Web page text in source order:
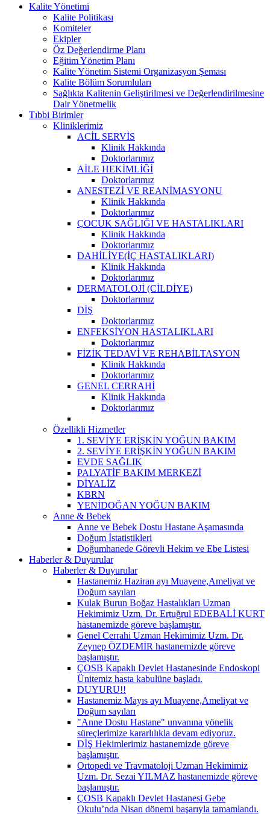
Kalite Yönetimi
Kalite Politikası
Komiteler
Ekipler
Öz Değerlendirme Planı
Eğitim Yönetim Planı
Kalite Yönetim Sistemi Organizasyon Şeması
Kalite Bölüm Sorumluları
Sağlıkta Kalitenin Geliştirilmesi ve Değerlendirilmesine
Dair Yönetmelik
Tıbbi Birimler
Kliniklerimiz
ACİL SERVİS
Klinik Hakkında
Doktorlarımız
AİLE HEKİMLİĞİ
Doktorlarımız
ANESTEZİ VE REANİMASYONU
Klinik Hakkında
Doktorlarımız
ÇOCUK SAĞLIĞI VE HASTALIKLARI
Klinik Hakkında
Doktorlarımız
DAHİLİYE(İÇ HASTALIKLARI)
Klinik Hakkında
Doktorlarımız
DERMATOLOJİ (CİLDİYE)
Doktorlarımız
DİŞ
Doktorlarımız
ENFEKSİYON HASTALIKLARI
Doktorlarımız
FİZİK TEDAVİ VE REHABİLTASYON
Klinik Hakkında
Doktorlarımız
GENEL CERRAHİ
Klinik Hakkında
Doktorlarımız
Özellikli Hizmetler
1. SEVİYE ERİŞKİN YOĞUN BAKIM
2. SEVİYE ERİŞKİN YOĞUN BAKIM
EVDE SAĞLIK
PALYATİF BAKIM MERKEZİ
DİYALİZ
KBRN
YENİDOĞAN YOĞUN BAKIM
Anne & Bebek
Anne ve Bebek Dostu Hastane Aşamasında
Doğum İstatistikleri
Doğumhanede Görevli Hekim ve Ebe Listesi
Haberler & Duyurular
Haberler & Duyurular
Hastanemiz Haziran ayı Muayene,Ameliyat ve
Doğum sayıları
Kulak Burun Boğaz Hastalıkları Uzman
Hekimimiz Uzm. Dr. Ertuğrul EDEBALİ KURT
hastanemizde göreve başlamıştır.
Genel Cerrahi Uzman Hekimimiz Uzm. Dr.
Zeynep ÖZDEMİR hastanemizde göreve
başlamıştır.
ÇOSB Kapaklı Devlet Hastanesinde Endoskopi
Ünitemiz hasta kabulüne başladı.
DUYURU!!
Hastanemiz Mayıs ayı Muayene,Ameliyat ve
Doğum sayıları
"Anne Dostu Hastane" unvanına yönelik
süreçlerimize kararlılıkla devam ediyoruz.
DİŞ Hekimlerimiz hastanemizde göreve
başlamıştır.
Ortopedi ve Travmatoloji Uzman Hekimimiz
Uzm. Dr. Sezai YILMAZ hastanemizde göreve
başlamıştır.
ÇOSB Kapaklı Devlet Hastanesi Gebe
Okulu’nda Nisan dönemi başarıyla tamamlandı.